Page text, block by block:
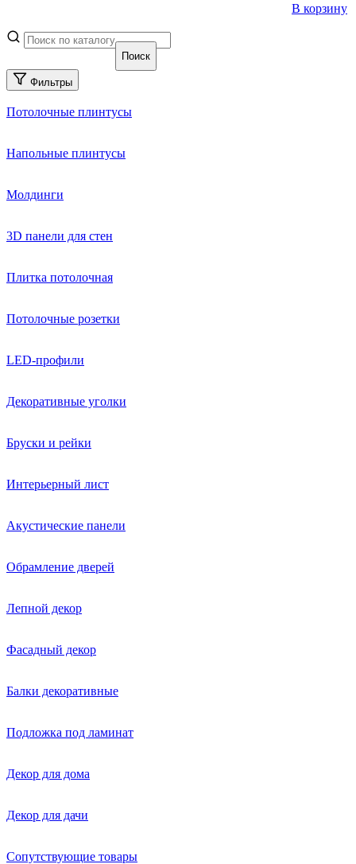
В корзину
Фильтры
Потолочные плинтусы
Напольные плинтусы
Молдинги
3D панели для стен
Плитка потолочная
Потолочные розетки
LED-профили
Декоративные уголки
Бруски и рейки
Интерьерный лист
Акустические панели
Обрамление дверей
Лепной декор
Фасадный декор
Балки декоративные
Подложка под ламинат
Декор для дома
Декор для дачи
Сопутствующие товары